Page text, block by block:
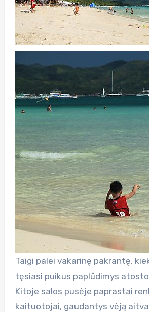
Taigi palei vakarinę pakrantę,
tęsiasi puikus paplūdimys
Kitoje salos pusėje paprastai
kaituotojai, gaudantys vėją